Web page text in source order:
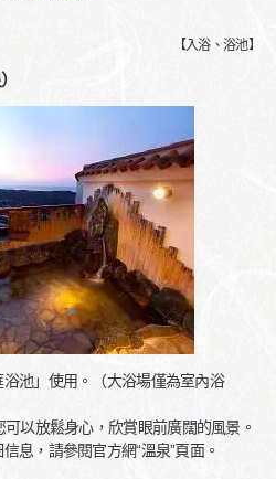
【入浴、浴池】
池」使用。（大浴場僅為室內浴
以放鬆身心，欣賞眼前廣闊的風景。
息，請參閱官方網“溫泉”頁面。